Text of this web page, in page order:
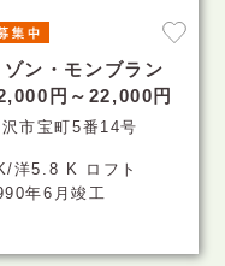
ゾン・モンブラン
円～22,000円
市宝町5番14号
洋5.8 K ロフト
年6月竣工